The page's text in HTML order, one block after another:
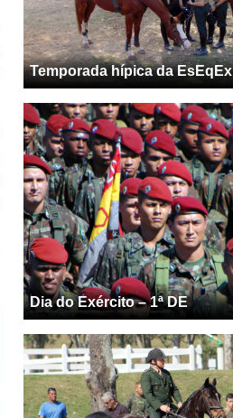
Temporada hípica da EsEqEx
Dia do Exército – 1ª DE